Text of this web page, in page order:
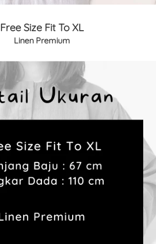
Free Size Fit To XL
Linen Premium